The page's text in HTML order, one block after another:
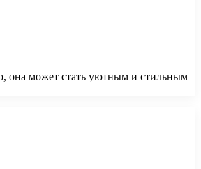
она может стать уютным и стильным